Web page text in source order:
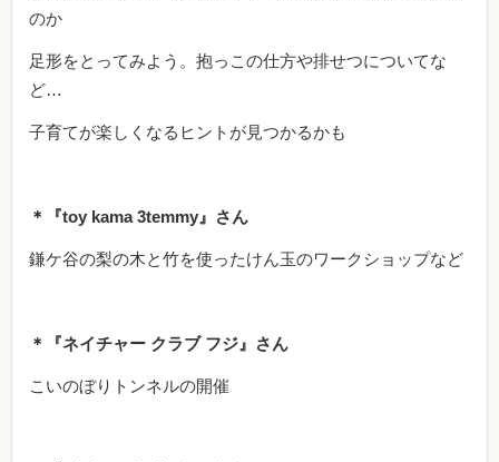
のか
足形をとってみよう。抱っこの仕方や排せつについてな
ど…
子育てが楽しくなるヒントが見つかるかも
＊『toy kama 3temmy』さん
鎌ケ谷の梨の木と竹を使ったけん玉のワークショップなど
＊『ネイチャー クラブ フジ』さん
こいのぼりトンネルの開催